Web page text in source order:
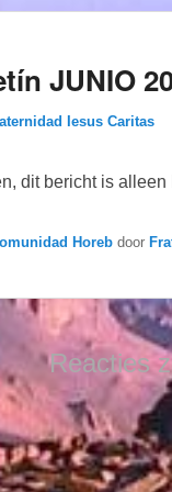
JUNIO
Iesus Caritas
dit bericht is alleen
Horeb door
Reacties